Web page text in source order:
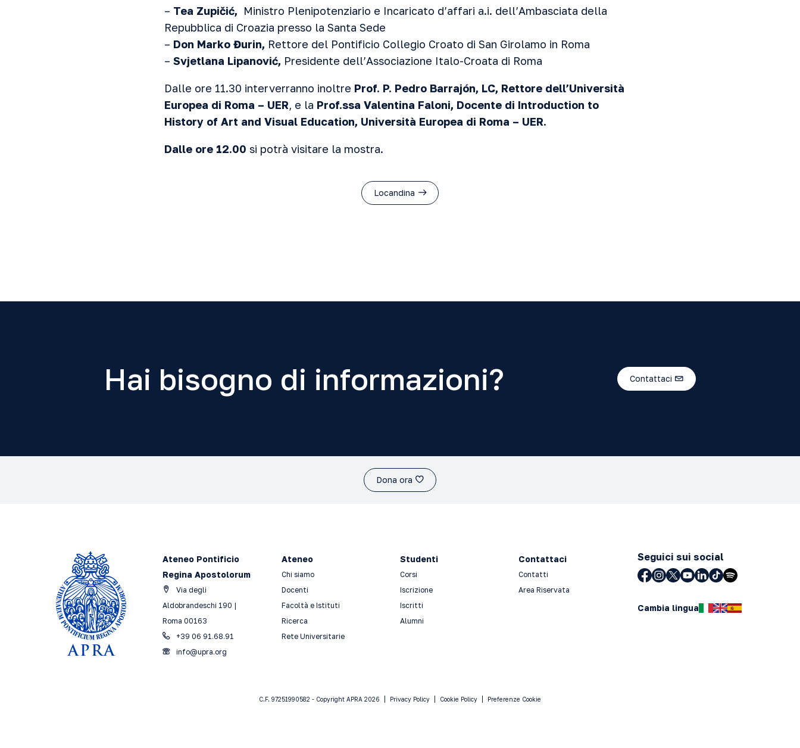
– Tea Zupičić, Ministro Plenipotenziario e Incaricato d’affari a.i. dell’Ambasciata della
Repubblica di Croazia presso la Santa Sede
– Don Marko Đurin, Rettore del Pontificio Collegio Croato di San Girolamo in Roma
– Svjetlana Lipanović, Presidente dell’Associazione Italo-Croata di Roma
Dalle ore 11.30 interverranno inoltre Prof. P. Pedro Barrajón, LC, Rettore dell’Università
Europea di Roma – UER, e la Prof.ssa Valentina Faloni, Docente di Introduction to
History of Art and Visual Education, Università Europea di Roma – UER.
Dalle ore 12.00 si potrà visitare la mostra.
Locandina
Hai bisogno di informazioni? Contattaci
Dona ora
Ateneo Pontificio
Regina Apostolorum
Via degli
Aldobrandeschi 190 |
Roma 00163
+39 06 91.68.91
info@upra.org
Ateneo
Chi siamo
Docenti
Facoltà e Istituti
Ricerca
Rete Universitarie
Studenti
Corsi
Iscrizione
Iscritti
Alumni
Contattaci
Contatti
Area Riservata
Seguici sui social
Cambia lingua
C.F. 97251990582 - Copyright APRA 2026 Privacy Policy Cookie Policy Preferenze Cookie